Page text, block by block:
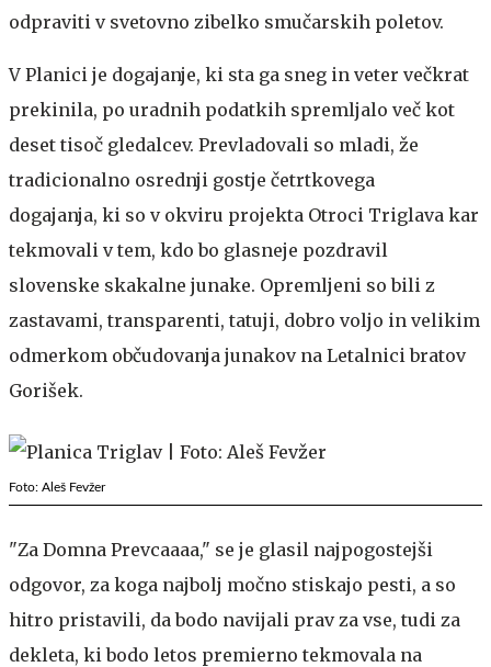
odpraviti v svetovno zibelko smučarskih poletov.
V Planici je dogajanje, ki sta ga sneg in veter večkrat
prekinila, po uradnih podatkih spremljalo več kot
deset tisoč gledalcev. Prevladovali so mladi, že
tradicionalno osrednji gostje četrtkovega
dogajanja, ki so v okviru projekta Otroci Triglava kar
tekmovali v tem, kdo bo glasneje pozdravil
slovenske skakalne junake. Opremljeni so bili z
zastavami, transparenti, tatuji, dobro voljo in velikim
odmerkom občudovanja junakov na Letalnici bratov
Gorišek.
Foto: Aleš Fevžer
"Za Domna Prevcaaaa," se je glasil najpogostejši
odgovor, za koga najbolj močno stiskajo pesti, a so
hitro pristavili, da bodo navijali prav za vse, tudi za
dekleta, ki bodo letos premierno tekmovala na